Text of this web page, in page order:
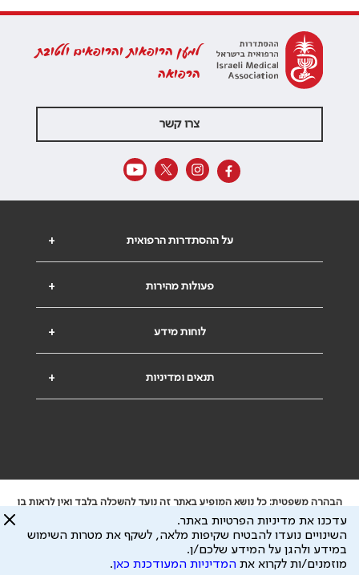
למען הרופאות והרופאים ולטובת
הרפואה
צרו קשר
+ על ההסתדרות הרפואית
+ פעולות מהירות
+ לוחות מידע
+ תנאים ומדיניות
הבהרה משפטית: כל נושא המופיע באתר זה נועד להשכלה בלבד ואין לראות בו
ייעוץ רפואי או משפטי. אין הר"י אחראית לתוכן המתפרסם באתר זה ולכל נזק
שעלול להיגרם.
ידוע לי שהר"י אוספת ושומרת מידע אישי לצורך מתן השרות וכי חלק ממנו עשוי
להיות מועבר לצדדים שלישיים, הכל בכפוף למדיניות הפרטיות
עדכנו את מדיניות הפרטיות באתר.
השינויים נועדו להבטיח שקיפות מלאה, לשקף את מטרות השימוש
במידע ולהגן על המידע שלכם/ן.
מוזמנים/ות לקרוא את המדיניות המעודכנת כאן.